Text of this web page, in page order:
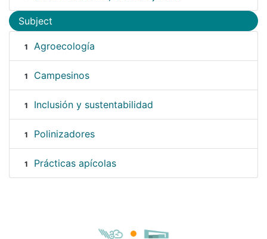
Subject
1 Agroecología
1 Campesinos
1 Inclusión y sustentabilidad
1 Polinizadores
1 Prácticas apícolas